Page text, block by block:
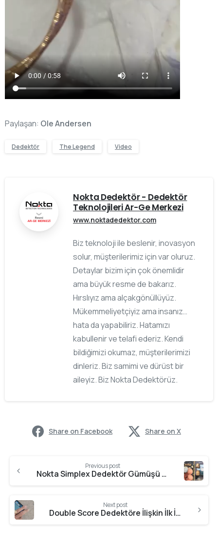
Paylaşan: Ole Andersen
Dedektör The Legend Video
Nokta Dedektör - Dedektör
Teknolojileri Ar-Ge Merkezi
www.noktadedektor.com
Biz teknoloji ile beslenir, inovasyon
solur, müşterilerimiz için var oluruz.
Detaylar bizim için çok önemlidir
ama büyük resme de bakarız.
Hırslıyız ama alçakgönüllüyüz.
Mükemmeliyetçiyiz ama insanız…
hata da yapabiliriz. Hatamızı
kabullenir ve telafi ederiz. Kendi
bildiğimizi okumaz, müşterilerimizi
dinleriz. Biz samimi ve dürüst bir
aileyiz. Biz Nokta Dedektörüz.
Share on Facebook Share on X
Previous post
Nokta Simplex Dedektör Gümüşü Seviyor
Next post
Double Score Dedektöre İlişkin İlk İzlenimim